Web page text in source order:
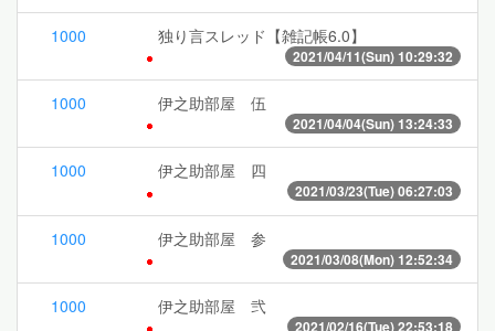
1000 独り言スレッド【雑記帳6.0】
2021/04/11(Sun) 10:29:32
1000 伊之助部屋 伍
2021/04/04(Sun) 13:24:33
1000 伊之助部屋 四
2021/03/23(Tue) 06:27:03
1000 伊之助部屋 参
2021/03/08(Mon) 12:52:34
1000 伊之助部屋 弐
2021/02/16(Tue) 22:53:18